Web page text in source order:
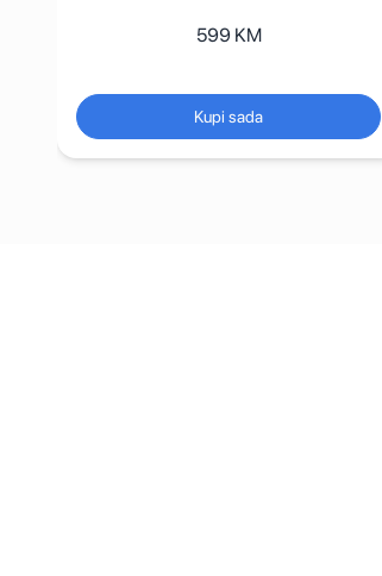
599 KM
Kupi sada